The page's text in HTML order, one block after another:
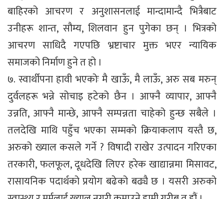
बाहिरको आचरण र अनुशासनलाई मान्दामान्दै भित्रैबाट
उनीहरू शान्त, सौम्य, शिलवान हुन पुगेका छन् । भित्रको
आचरण साधिदै गएपछि भ्रष्टाचार मुक्त भएर न्यायिक
समाजको निर्माण हुने त हो ।
७. स्वार्थीपना हावी भएकोः मै खाऊँ, मै लाऊँ, अरु सब मरुन्
दुर्वलहरू भन्ने सोचाइ हटेको छैन । आफ्नै व्यापार, आफ्नै
उन्नति, आफ्नै मान्छे, आफ्नै सम्पन्नता चाहेको हुन्छ सबैले ।
तलदेखि माथि पहुँच भएका सम्मको क्रियाकलाप यस्तै छ,
अरुको ख्याल कसले गर्ने ? विषादी राखेर उत्पादन गरिएका
तरकारी, फलफूल, दूधदेखि लिएर हरेक खाद्यान्नमा मिसावट,
रासायनिक पदार्थको प्रयोग बढेको बढ्यै छ । यसरी अरुको